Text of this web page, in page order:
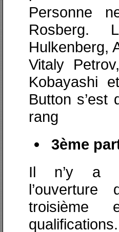
Personne
Rosberg.
Hulkenberg,
Vitaly
Kobayashi
Button s’est
rang
3ème
Il n’y a
troisième